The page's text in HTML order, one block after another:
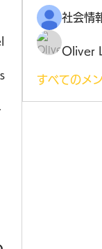
Oliver
すべてのメ